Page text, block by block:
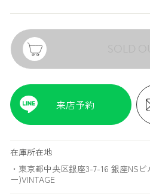
来店予約
在庫所在地
・東京都中央区銀座3-7-16 銀座NS
ー)VINTAGE